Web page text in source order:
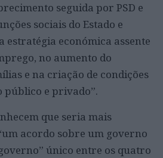
seguida por PSD e
sociais do Estado e
estratégia económica assente
no aumento do
e na criação de condições
e privado”.
que seria mais
acordo sobre um governo
único entre os quatro